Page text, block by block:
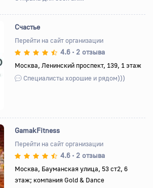
Вперед
Счастье
Перейти на сайт организации
4.6 • 2 отзыва
Москва, Ленинский проспект, 139, 1 этаж
Специалисты хорошие и рядом)))
Вперед
GamakFitness
Перейти на сайт организации
4.6 • 2 отзыва
Москва, Бауманская улица, 53 ст2, 6
этаж; компания Gold & Dance